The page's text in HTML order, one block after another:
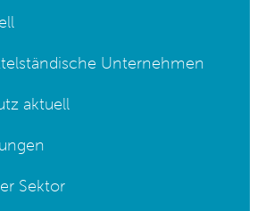
Unternehmen
aktuell
Sektor